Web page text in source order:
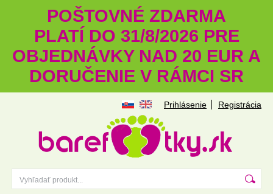
POŠTOVNÉ ZDARMA
PLATÍ DO 31/8/2026 PRE
OBJEDNÁVKY NAD 20 EUR A
DORUČENIE V RÁMCI SR
Prihlásenie Registrácia